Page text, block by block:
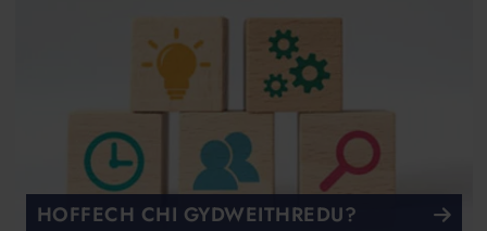
HOFFECH CHI GYDWEITHREDU?